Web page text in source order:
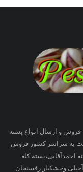
و ارسال انواع پسته
به سراسر کشور فروش
احمدآقایی،پسته کله
وخشکبار رفسنجان